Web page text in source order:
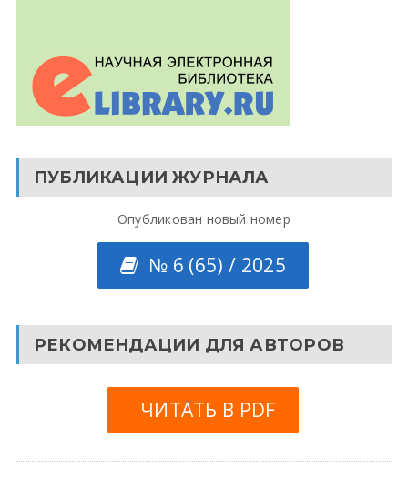
ПУБЛИКАЦИИ ЖУРНАЛА
Опубликован новый номер
№ 6 (65) / 2025
РЕКОМЕНДАЦИИ ДЛЯ АВТОРОВ
ЧИТАТЬ В PDF